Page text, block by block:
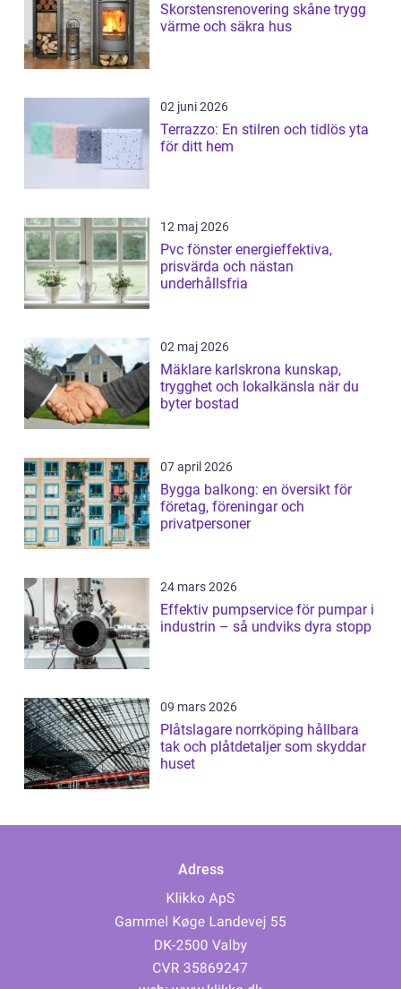
Skorstensrenovering skåne trygg
värme och säkra hus
02 juni 2026
Terrazzo: En stilren och tidlös yta
för ditt hem
12 maj 2026
Pvc fönster energieffektiva,
prisvärda och nästan
underhållsfria
02 maj 2026
Mäklare karlskrona kunskap,
trygghet och lokalkänsla när du
byter bostad
07 april 2026
Bygga balkong: en översikt för
företag, föreningar och
privatpersoner
24 mars 2026
Effektiv pumpservice för pumpar i
industrin – så undviks dyra stopp
09 mars 2026
Plåtslagare norrköping hållbara
tak och plåtdetaljer som skyddar
huset
Adress